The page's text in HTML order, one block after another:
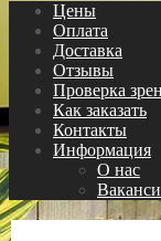
Цены
Оплата
Доставка
Отзывы
Проверка
Как заказать
Контакты
Информация
О нас